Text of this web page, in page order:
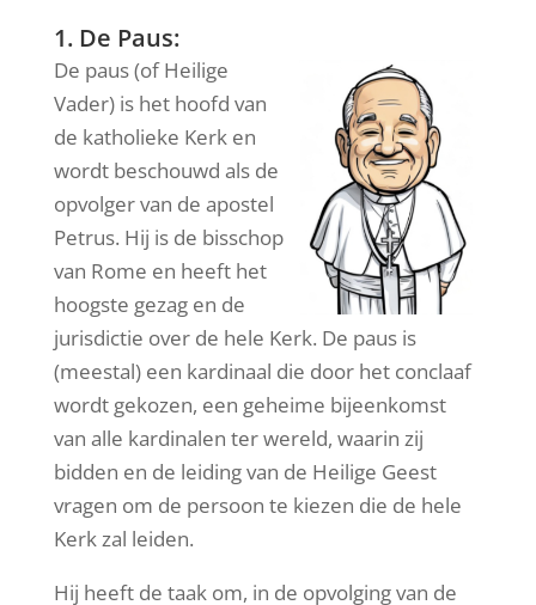
1. De Paus:
De paus (of Heilige
Vader) is het hoofd van
de katholieke Kerk en
wordt beschouwd als de
opvolger van de apostel
Petrus. Hij is de bisschop
van Rome en heeft het
hoogste gezag en de
jurisdictie over de hele Kerk. De paus is
(meestal) een kardinaal die door het conclaaf
wordt gekozen, een geheime bijeenkomst
van alle kardinalen ter wereld, waarin zij
bidden en de leiding van de Heilige Geest
vragen om de persoon te kiezen die de hele
Kerk zal leiden.
Hij heeft de taak om, in de opvolging van de